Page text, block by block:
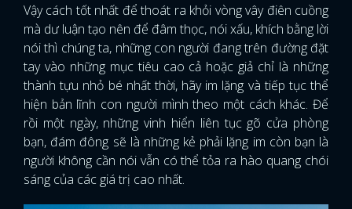
Vậy cách tốt nhất để thoát ra khỏi vòng vây điên cuồng
mà dư luận tạo nên để đâm thọc, nói xấu, khích bằng lời
nói thì chúng ta, những con người đang trên đường đặt
tay vào những mục tiêu cao cả hoặc giả chỉ là những
thành tựu nhỏ bé nhất thời, hãy im lặng và tiếp tục thể
hiện bản lĩnh con người mình theo một cách khác. Để
rồi một ngày, những vinh hiển liên tục gõ cửa phòng
bạn, đám đông sẽ là những kẻ phải lặng im còn bạn là
người không cần nói vẫn có thể tỏa ra hào quang chói
sáng của các giá trị cao nhất.